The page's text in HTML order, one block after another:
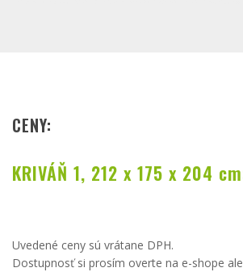
CENY:
KRIVÁŇ 1, 212 x 175 x 204
Uvedené ceny sú vrátane DPH.
Dostupnosť si prosím overte na e-shope